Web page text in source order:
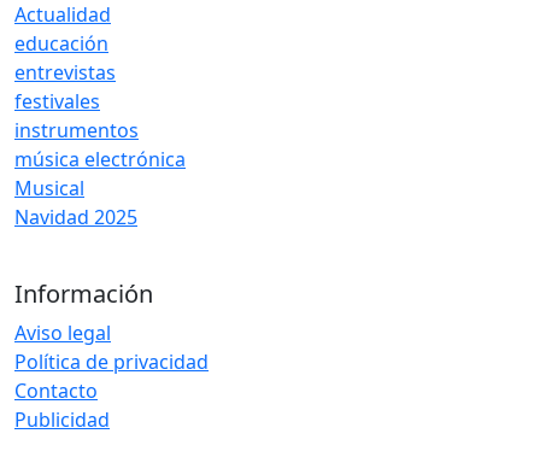
Actualidad
educación
entrevistas
festivales
instrumentos
música electrónica
Musical
Navidad 2025
Información
Aviso legal
Política de privacidad
Contacto
Publicidad